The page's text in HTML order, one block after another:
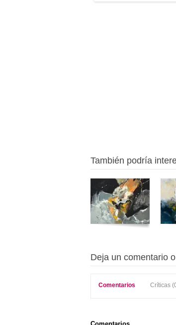
También podría
Deja un comentario
Comentarios Críticas